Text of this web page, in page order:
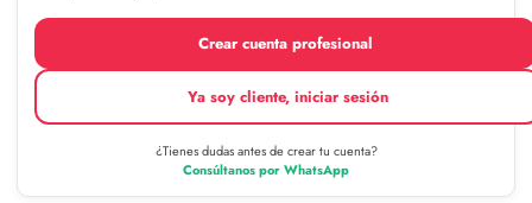
Crear cuenta profesional
Ya soy cliente, iniciar sesión
¿Tienes dudas antes de crear tu cuenta?
Consúltanos por WhatsApp